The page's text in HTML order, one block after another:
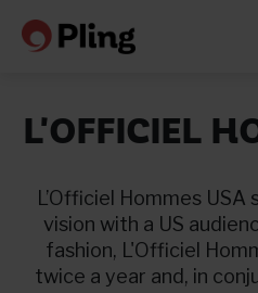
L'OFFICIEL
L’Officiel Hommes
vision with a US
fashion, L'Officiel
twice a year and, in